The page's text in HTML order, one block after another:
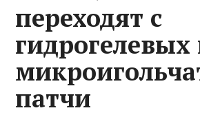
переходят с
гидрогелевых
патчи